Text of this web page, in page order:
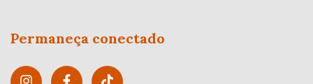
Permaneça conectado